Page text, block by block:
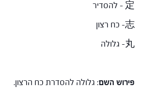
定 – להסדיר
志- כח רצון
丸- גלולה
פירוש השם: גלולה להסדרת כח הרצון.